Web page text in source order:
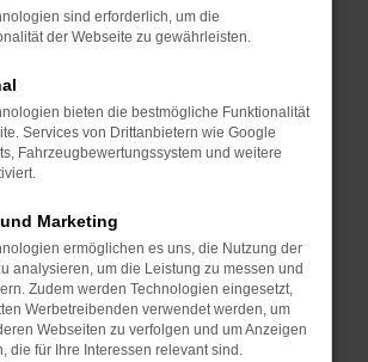
Browsererweiterungen.
wie Werbeblocker,
Funktioniert die Seite in einem
oder in einem privaten
Gerät neu.
beheben.
dass dein Browser und dein
auf dem neuesten Stand
birgt nicht nur ein
sind erforderlich, um die
der Webseite zu gewährleisten.
bieten die bestmögliche Funktionalität
Services von Drittanbietern wie Google
Fahrzeugbewertungssystem und weitere
Marketing
ermöglichen es uns, die Nutzung der
analysieren, um die Leistung zu messen und
Zudem werden Technologien eingesetzt,
Werbetreibenden verwendet werden, um
Webseiten zu verfolgen und um Anzeigen
die für Ihre Interessen relevant sind.